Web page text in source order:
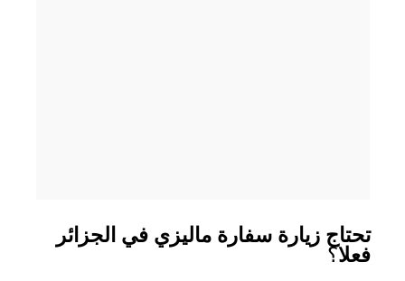
تحتاج زيارة سفارة ماليزي في الجزائر
فعلا؟